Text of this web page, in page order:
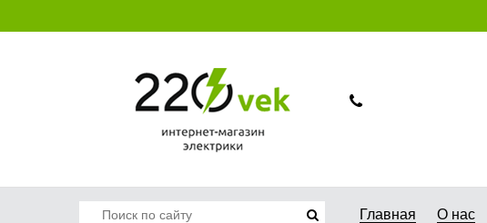
Главная О нас